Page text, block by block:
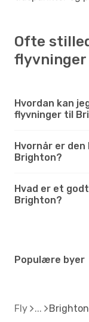
Ofte
Hvordan kan
flyvninger til
Hvornår er
Brighton?
Hvad er et
Brighton?
Populære byer
Fly Brighton